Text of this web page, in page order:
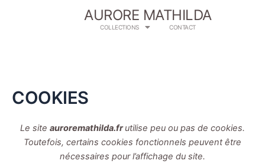
AURORE MATHILDA
COLLECTIONS CONTACT
COOKIES
Le site auroremathilda.frutilise peu ou pas de cookies.
Toutefois, certains cookies fonctionnels peuvent être
nécessaires pour l’affichage du site.